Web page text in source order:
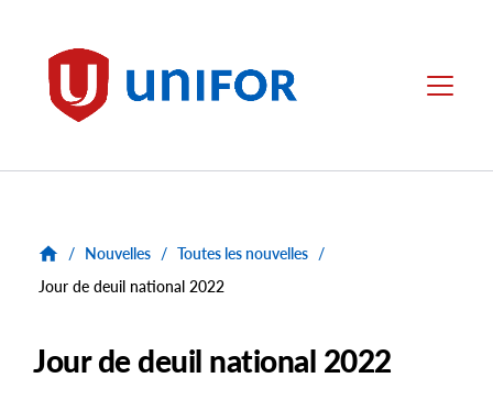
Unifor Menu
/ Nouvelles / Toutes les nouvelles /
Jour de deuil national 2022
Jour de deuil national 2022